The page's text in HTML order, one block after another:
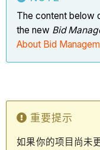
The content below
the new Bid
About Bid
重要提示
如果你的项目尚未